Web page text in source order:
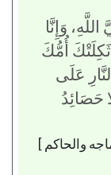
وَإِنَّا
أُمُّكَ
عَلَى
حَصَائِدُ
والحاكم ]